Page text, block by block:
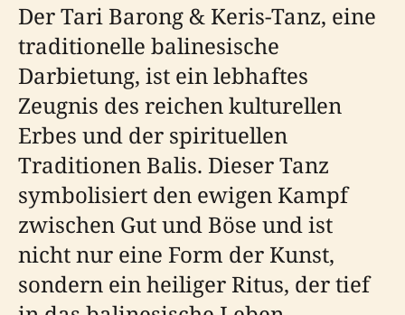
Der Tari Barong & Keris-Tanz, eine
traditionelle balinesische
Darbietung, ist ein lebhaftes
Zeugnis des reichen kulturellen
Erbes und der spirituellen
Traditionen Balis. Dieser Tanz
symbolisiert den ewigen Kampf
zwischen Gut und Böse und ist
nicht nur eine Form der Kunst,
sondern ein heiliger Ritus, der tief